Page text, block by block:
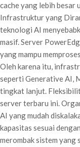
cache yang lebih besar
Infrastruktur yang
teknologi AI
masif. Server
yang mampu
Oleh karena itu,
seperti Generative AI,
tingkat lanjut.
server terbaru ini.
AI yang mudah
kapasitas sesuai
merombak sistem yang